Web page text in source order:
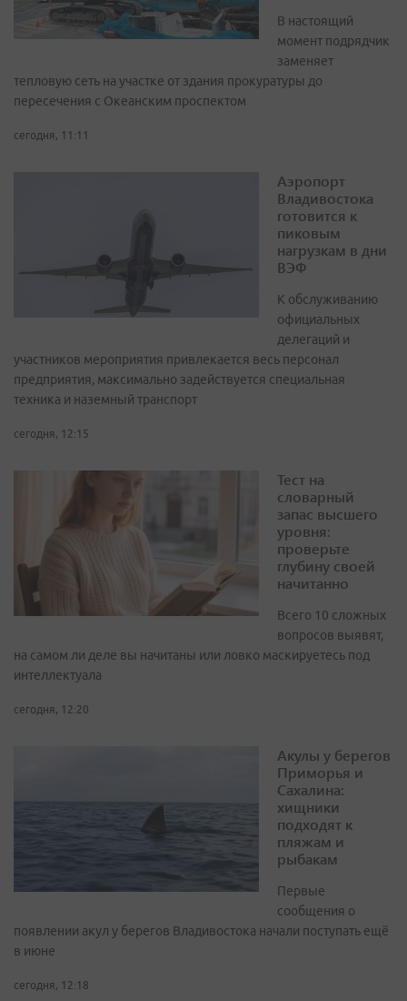
В настоящий
момент подрядчик
заменяет
тепловую сеть на участке от здания прокуратуры до
пересечения с Океанским проспектом
сегодня, 11:11
Аэропорт
Владивостока
готовится к
пиковым
нагрузкам в дни
ВЭФ
К обслуживанию
официальных
делегаций и
участников мероприятия привлекается весь персонал
предприятия, максимально задействуется специальная
техника и наземный транспорт
сегодня, 12:15
Тест на
словарный
запас высшего
уровня:
проверьте
глубину своей
начитанно
Всего 10 сложных
вопросов выявят,
на самом ли деле вы начитаны или ловко маскируетесь под
интеллектуала
сегодня, 12:20
Акулы у берегов
Приморья и
Сахалина:
хищники
подходят к
пляжам и
рыбакам
Первые
сообщения о
появлении акул у берегов Владивостока начали поступать ещё
в июне
сегодня, 12:18